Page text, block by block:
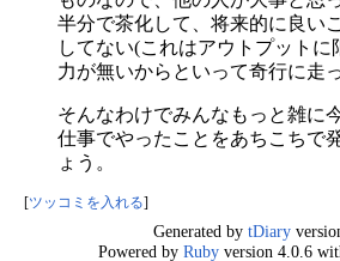
半分で茶化して、将来的に良い
してない(これはアウトプットに
力が無いからといって奇行に走
そんなわけでみんなもっと雑に
仕事でやったことをあちこちで
ょう。
ツッコミを入れる
Generated by tDiary
Powered by Ruby version 4.0.6